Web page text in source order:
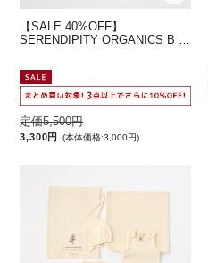
【SALE 40%OFF】
SERENDIPITY ORGANICS B …
定価5,500円
3,300円 (本体価格:3,000円)